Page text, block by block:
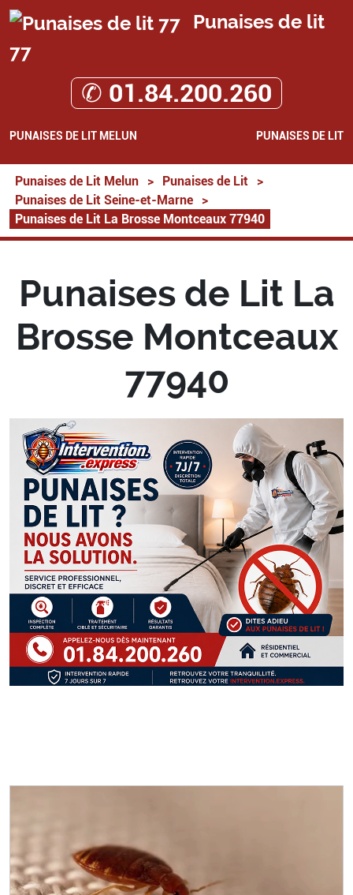
Punaises de lit
77
✆ 01.84.200.260
PUNAISES DE LIT MELUN PUNAISES DE LIT
Punaises de Lit Melun > Punaises de Lit
>
Punaises de Lit Seine-et-Marne
>
Punaises de Lit La Brosse Montceaux 77940
Punaises de Lit La
Brosse Montceaux
77940